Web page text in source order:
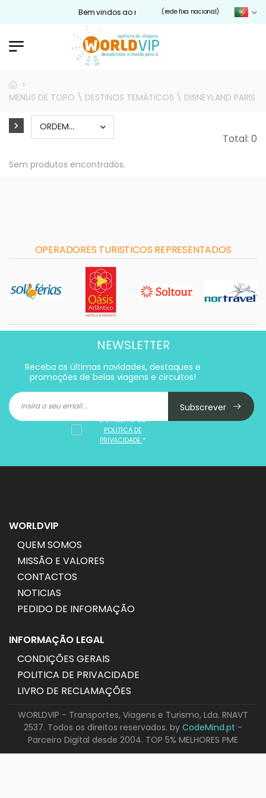
Bem vindos ao nosso site Worldvip.pt
(rede fixa nacional)
MENUS DE TOPO \ DESTINOS TEMÁTICOS \ DISNEYLAND PARIS
Total: 0
Sem produtos encontrados.
OPERADORES TURISTICOS REPRESENTADOS
NEWSLETTER
Receba as últimas novidades, destaques e
promoções de belas viagens e circuitos!
Subscrever
LI E ACEITO OS
POLITICA DE
PRIVACIDADE *
WORLDVIP
QUEM SOMOS
MISSÃO E VALORES
CONTACTOS
NOTICIAS
PEDIDO DE INFORMAÇÃO
INFORMAÇÃO LEGAL
CONDIÇÕES GERAIS
POLITICA DE PRIVACIDADE
LIVRO DE RECLAMAÇÕES
WORLDVIP - Transportes, Viagens e Turismo, Lda. RNAVT
2537. Todos os direitos reservados. by CodeMind.pt -
Parceiro Digital desde 2004. TOP 5% MELHORES PME